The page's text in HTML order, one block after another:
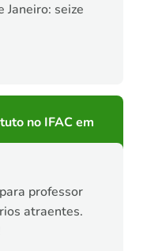
Janeiro: seize
no IFAC em
professor
atraentes.